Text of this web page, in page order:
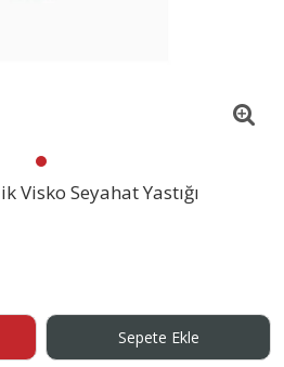
Visko Seyahat Yastığı
Sepete Ekle